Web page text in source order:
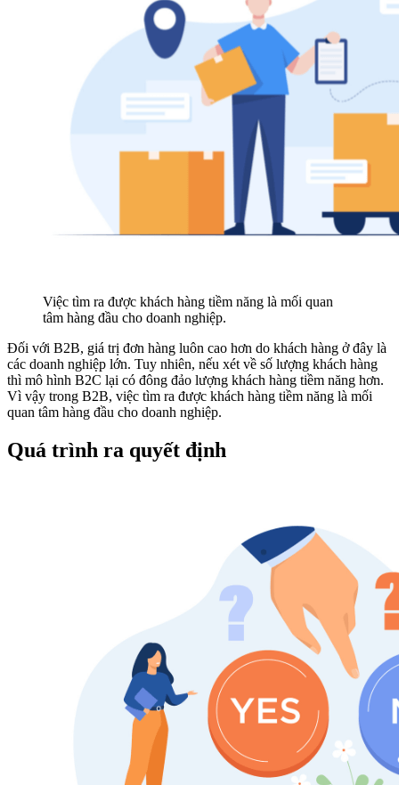
Việc tìm ra được khách hàng tiềm năng là mối quan
tâm hàng đầu cho doanh nghiệp.
Đối với B2B, giá trị đơn hàng luôn cao hơn do khách hàng ở đây là
các doanh nghiệp lớn. Tuy nhiên, nếu xét về số lượng khách hàng
thì mô hình B2C lại có đông đảo lượng khách hàng tiềm năng hơn.
Vì vậy trong B2B, việc tìm ra được khách hàng tiềm năng là mối
quan tâm hàng đầu cho doanh nghiệp.
Quá trình ra quyết định